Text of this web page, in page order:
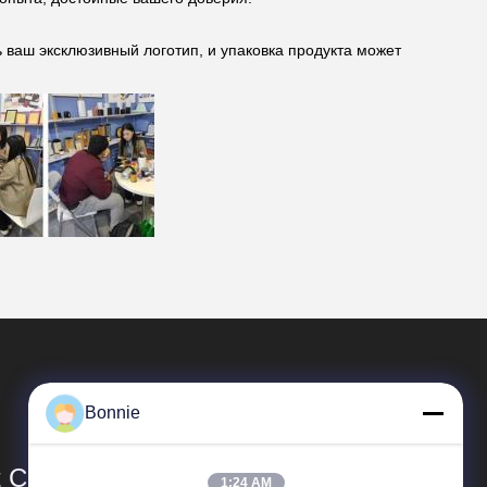
эксклюзивный логотип, и упаковка продукта может
Ltd.
Bonnie
1:24 AM